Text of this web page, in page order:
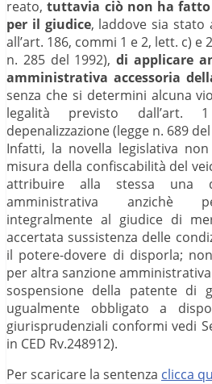
reato,tuttavia ciò non ha fatto
per il giudice, laddove sia
all’art. 186, commi 1 e 2, lett. c) e
n. 285 del 1992), di applicare
amministrativa accessoria
senza che si determini alcuna
legalità previsto dall’art.
depenalizzazione (legge n. 689
Infatti, la novella legislativa
misura della confiscabilità del
attribuire alla stessa una
amministrativa anzichè
integralmente al giudice di
accertata sussistenza delle
il potere-dovere di disporla;
per altra sanzione
sospensione della patente di
ugualmente obbligato a
giurisprudenziali conformi vedi
in CED Rv.248912).
Per scaricare la sentenza clicca